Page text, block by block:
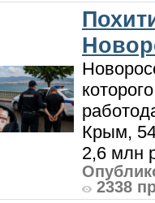
Крым,
2,6 млн
2338